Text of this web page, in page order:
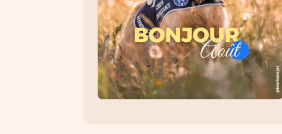
sentiment de sécurité et contribue à
créer un climat propice à la réussite.
Les chiens d'assistance à la réussite
scolaire permettent : 🐾 d'apaiser les
situations de stress et d'anxiété 🐾
de favoriser la concentration et les
apprentissages 🐾 de renforcer la